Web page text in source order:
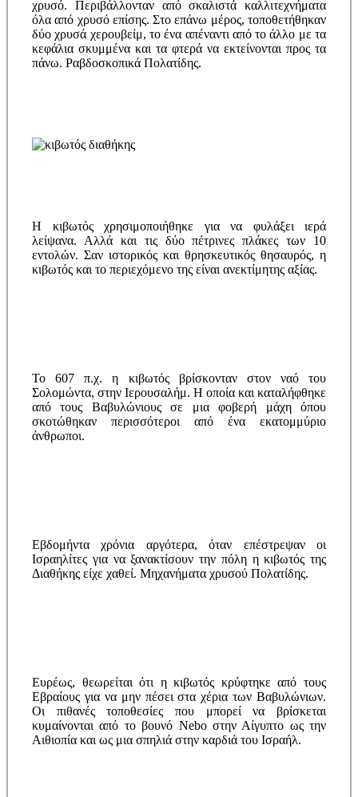
χρυσό. Περιβάλλονταν από σκαλιστά καλλιτεχνήματα
όλα από χρυσό επίσης. Στο επάνω μέρος, τοποθετήθηκαν
δύο χρυσά χερουβείμ, το ένα απέναντι από το άλλο με τα
κεφάλια σκυμμένα και τα φτερά να εκτείνονται προς τα
πάνω. Ραβδοσκοπικά Πολατίδης.
Η κιβωτός χρησιμοποιήθηκε για να φυλάξει ιερά
λείψανα. Αλλά και τις δύο πέτρινες πλάκες των 10
εντολών. Σαν ιστορικός και θρησκευτικός θησαυρός, η
κιβωτός και το περιεχόμενο της είναι ανεκτίμητης αξίας.
Το 607 π.χ. η κιβωτός βρίσκονταν στον ναό του
Σολομώντα, στην Ιερουσαλήμ. Η οποία και καταλήφθηκε
από τους Βαβυλώνιους σε μια φοβερή μάχη όπου
σκοτώθηκαν περισσότεροι από ένα εκατομμύριο
άνθρωποι.
Εβδομήντα χρόνια αργότερα, όταν επέστρεψαν οι
Ισραηλίτες για να ξανακτίσουν την πόλη η κιβωτός της
Διαθήκης είχε χαθεί. Μηχανήματα χρυσού Πολατίδης.
Ευρέως, θεωρείται ότι η κιβωτός κρύφτηκε από τους
Εβραίους για να μην πέσει στα χέρια των Βαβυλώνιων.
Οι πιθανές τοποθεσίες που μπορεί να βρίσκεται
κυμαίνονται από το βουνό Nebo στην Αίγυπτο ως την
Αιθιοπία και ως μια σπηλιά στην καρδιά του Ισραήλ.